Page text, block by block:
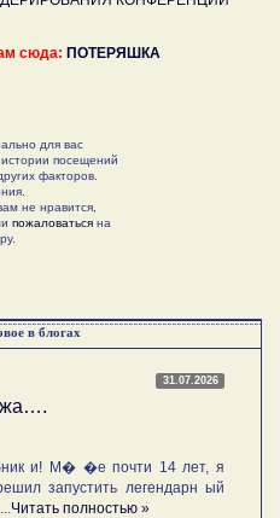
сюда: ПОТЕРЯШКА
для вас
посещений
факторов.
не нравится,
пожаловаться на
в блогах
31.07.2026
и! М� �е почти 14 лет, я
запустить легендарн ый
Читать полностью »